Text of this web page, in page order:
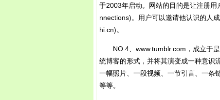
于2003年启动。网站的目的是让注册用
nnections)。用户可以邀请他认识的人
hi.cn)。
NO.4、www.tumblr.com，成立于是
统博客的形式，并将其演变成一种意
一幅照片、一段视频、一节引言、一条
等等。